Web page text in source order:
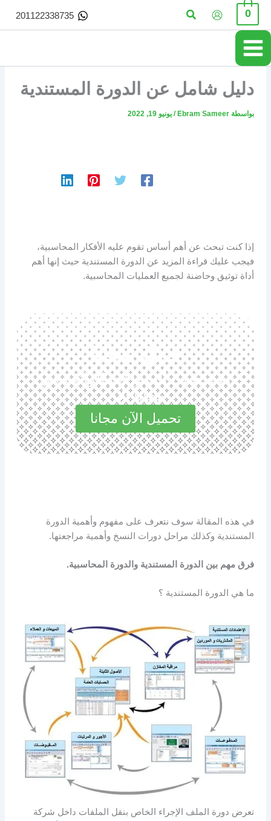
تخطي
المحتوى
0 البحث 201122338735
دليل شامل عن الدورة المستندية
بواسطة Ebram Sameer
/ يونيو 19, 2022
إذا كنت تبحث عن أهم أساس تقوم عليه الأفكار المحاسبية،
فيجب عليك قراءة المزيد عن الدورة المستندية حيث إنها أهم
أداة توثيق وحاضنة لجميع العمليات المحاسبية.
حمل مجانا
استكشف المميزات الرائعة في
مجاناً الآن
تحميل الآن مجانا
في هذه المقالة سوف نتعرف على مفهوم وأهمية الدورة
المستندية وكذلك مراحل دورات النسخ وأهمية مراجعتها.
فرق مهم بين الدورة المستندية والدورة المحاسبية.
ما هي الدورة المستندية ؟
تعرض دورة الملف الإجراء الخاص بنقل الملفات داخل شركة